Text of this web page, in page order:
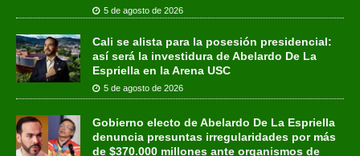
5 de agosto de 2026
Cali se alista para la posesión presidencial:
así será la investidura de Abelardo De La
Espriella en la Arena USC
5 de agosto de 2026
Gobierno electo de Abelardo De La Espriella
denuncia presuntas irregularidades por más
de $370.000 millones ante organismos de